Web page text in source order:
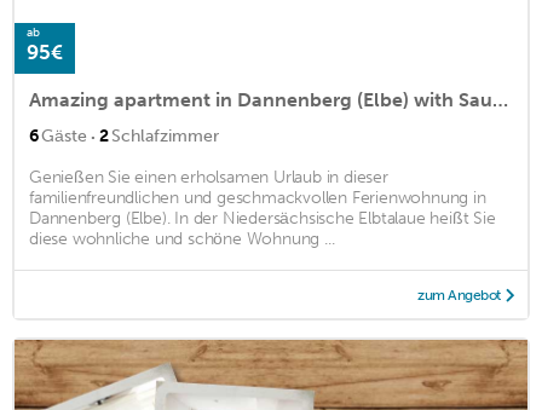
ab
95€
Amazing apartment in Dannenberg (Elbe) with Sauna, WiFi and 2 Bedrooms
6Gäste · 2Schlafzimmer
Genießen Sie einen erholsamen Urlaub in dieser
familienfreundlichen und geschmackvollen Ferienwohnung in
Dannenberg (Elbe). In der Niedersächsische Elbtalaue heißt Sie
diese wohnliche und schöne Wohnung ...
zum Angebot